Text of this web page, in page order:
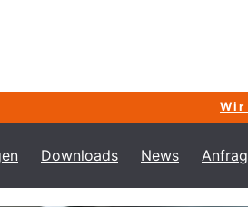
Wir suchen
Downloads News